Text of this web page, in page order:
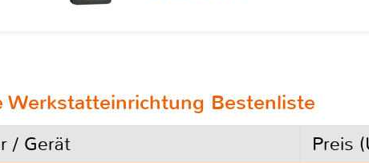
Werkstatteinrichtung Bestenliste
/ Gerät Preis